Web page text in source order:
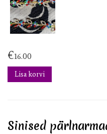
€16.00
Lisa korvi
Sinised